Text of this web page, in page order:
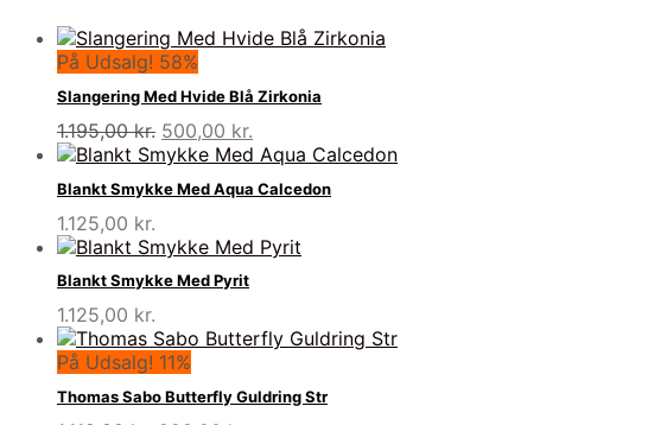
På Udsalg! 58%
Slangering Med Hvide Blå Zirkonia
1.195,00kr. Den
oprindelige
pris
var:
500,00 kr.
aktuelle
pris
er:
Blankt Smykke Med Aqua Calcedon
1.125,00 kr.
Blankt Smykke Med Pyrit
1.125,00 kr.
På Udsalg! 11%
Thomas Sabo Butterfly Guldring Str